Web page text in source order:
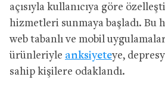
açısıyla kullanıcıya göre
hizmetleri sunmaya başladı.
web tabanlı ve mobil
ürünleriyle anksiyeteye,
sahip kişilere odaklandı.